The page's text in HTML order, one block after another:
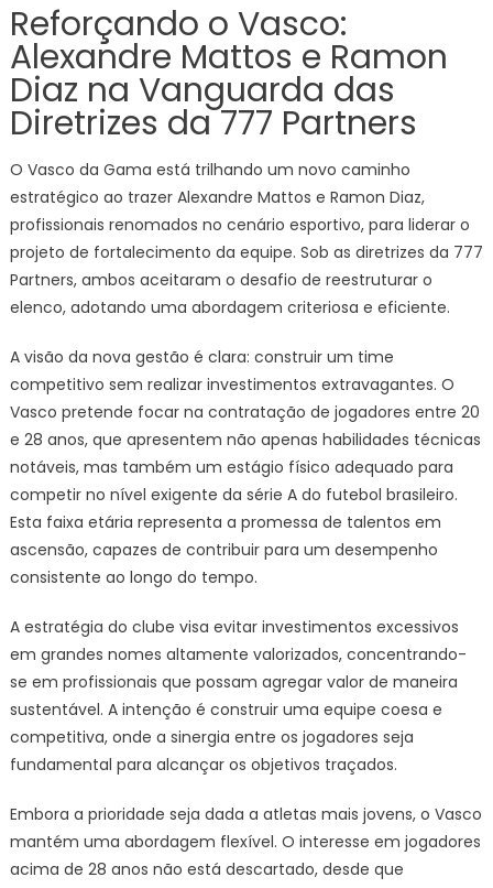
Reforçando o Vasco:
Alexandre Mattos e Ramon
Diaz na Vanguarda das
Diretrizes da 777 Partners
O Vasco da Gama está trilhando um novo caminho
estratégico ao trazer Alexandre Mattos e Ramon Diaz,
profissionais renomados no cenário esportivo, para liderar o
projeto de fortalecimento da equipe. Sob as diretrizes da 777
Partners, ambos aceitaram o desafio de reestruturar o
elenco, adotando uma abordagem criteriosa e eficiente.
A visão da nova gestão é clara: construir um time
competitivo sem realizar investimentos extravagantes. O
Vasco pretende focar na contratação de jogadores entre 20
e 28 anos, que apresentem não apenas habilidades técnicas
notáveis, mas também um estágio físico adequado para
competir no nível exigente da série A do futebol brasileiro.
Esta faixa etária representa a promessa de talentos em
ascensão, capazes de contribuir para um desempenho
consistente ao longo do tempo.
A estratégia do clube visa evitar investimentos excessivos
em grandes nomes altamente valorizados, concentrando-
se em profissionais que possam agregar valor de maneira
sustentável. A intenção é construir uma equipe coesa e
competitiva, onde a sinergia entre os jogadores seja
fundamental para alcançar os objetivos traçados.
Embora a prioridade seja dada a atletas mais jovens, o Vasco
mantém uma abordagem flexível. O interesse em jogadores
acima de 28 anos não está descartado, desde que